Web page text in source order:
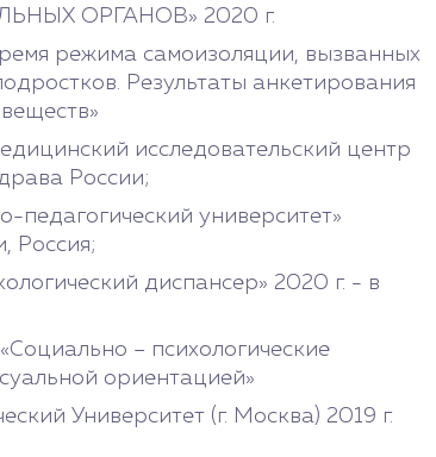
ОРГАНОВ» 2020 г.
режима самоизоляции, вызванных
Результаты анкетирования
исследовательский центр
России;
университет»
Россия;
диспансер» 2020 г. - в
– психологические
ориентацией»
Университет (г. Москва) 2019 г.